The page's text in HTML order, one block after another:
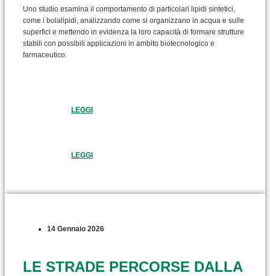
Uno studio esamina il comportamento di particolari lipidi sintetici,
come i bolalipidi, analizzando come si organizzano in acqua e sulle
superfici e mettendo in evidenza la loro capacità di formare strutture
stabili con possibili applicazioni in ambito biotecnologico e
farmaceutico.
LEGGI
LEGGI
14 Gennaio 2026
LE STRADE PERCORSE DALLA